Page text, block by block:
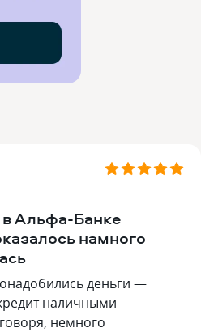
Альфа‑Банке
намного
деньги —
наличными
немного